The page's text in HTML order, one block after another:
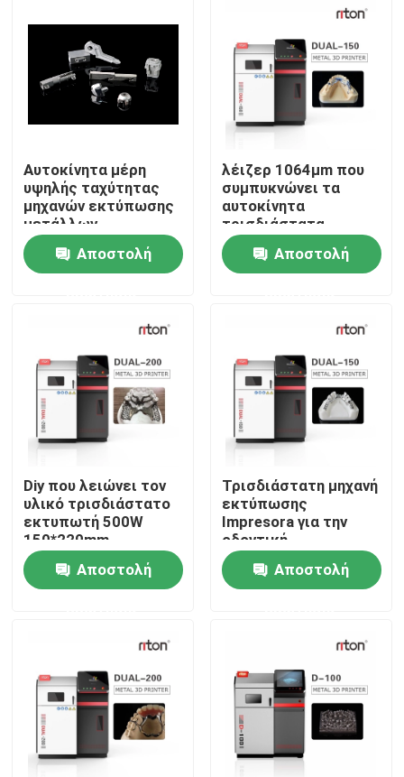
Αρχική Σελίδα
Σχετικά με εμάς
Γύρος εργοστασίων
Ποιοτικός έλεγχος
επαφή
Όλες οι περιπτώσεις
Τρισδιάστατος εκτυπωτής μετάλλων λέιζερ
Οδοντικός τρισδιάστατος εκτυπωτής μετάλλων
Αυτοκίνητα μέρη
υψηλής ταχύτητας
μηχανών εκτύπωσης
μετάλλων
τρισδιάστατα
14000mm/SΑποστολή
λέιζερ 1064μm που
συμπυκνώνει τα
αυτοκίνητα
τρισδιάστατα
βιομηχανικά πρότυπα
Generater τιτανίου
εκτυπωτών
Αποστολή
Diy που λειώνει τον
υλικό τρισδιάστατο
εκτυπωτή 500W
150*220mm
ανοξείδωτου
Αποστολή
Τρισδιάστατη μηχανή
εκτύπωσης
Impresora για την
οδοντική
συμπύκνωση λέιζερ
Sls
Αποστολή